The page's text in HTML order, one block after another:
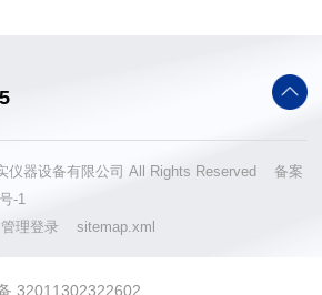
仪器设备有限公司 All Rights Reserved 备案
-1
管理登录 sitemap.xml
32011302322602